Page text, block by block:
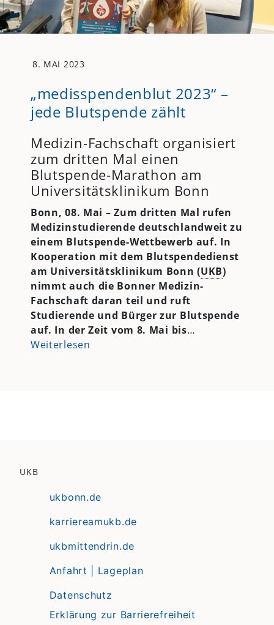
8. MAI 2023
„medisspendenblut 2023“ –
jede Blutspende zählt
Medizin-Fachschaft organisiert
zum dritten Mal einen
Blutspende-Marathon am
Universitätsklinikum Bonn
Bonn, 08. Mai –Zum dritten Mal rufen
Medizinstudierende deutschlandweit zu
einem Blutspende-Wettbewerb auf. In
Kooperation mit dem Blutspendedienst
am Universitätsklinikum Bonn (UKB)
nimmt auch die Bonner Medizin-
Fachschaft daran teil und ruft
Studierende und Bürger zur Blutspende
auf. In der Zeit vom 8. Mai bis…
Weiterlesen
UKB
ukbonn.de
karriereamukb.de
ukbmittendrin.de
Anfahrt | Lageplan
Datenschutz
Erklärung zur Barrierefreiheit